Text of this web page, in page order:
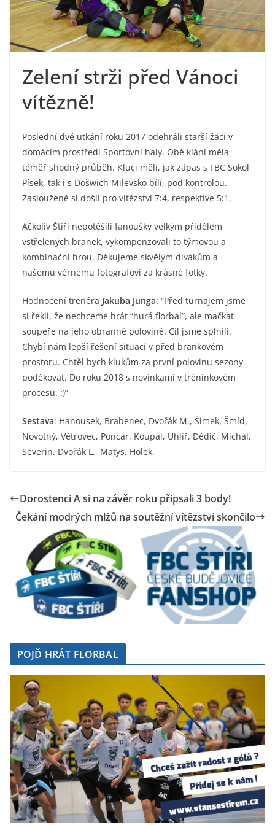
Zelení strži před Vánoci
vítězně!
Poslední dvě utkání roku 2017 odehráli starší žáci v
domácím prostředí Sportovní haly. Obě klání měla
téměř shodný průběh. Kluci měli, jak zápas s FBC Sokol
Písek, tak i s Došwich Milevsko bílí, pod kontrolou.
Zaslouženě si došli pro vítězství 7:4, respektive 5:1.
Ačkoliv Štíři nepotěšili fanoušky velkým přídělem
vstřelených branek, vykompenzovali to týmovou a
kombinační hrou. Děkujeme skvělým divákům a
našemu věrnému fotografovi za krásné fotky.
Hodnocení trenéra Jakuba Junga: “Před turnajem jsme
si řekli, že nechceme hrát “hurá florbal”, ale mačkat
soupeře na jeho obranné polovině. Cíl jsme splnili.
Chybí nám lepší řešení situací v před brankovém
prostoru. Chtěl bych klukům za první polovinu sezony
poděkovat. Do roku 2018 s novinkami v tréninkovém
procesu. :)”
Sestava: Hanousek, Brabenec, Dvořák M., Šimek, Šmíd,
Novotný, Větrovec, Poncar, Koupal, Uhlíř, Dědič, Míchal,
Severin, Dvořák L., Matys, Holek.
Dorostenci A si na závěr roku připsali 3 body!
Čekání modrých mlžů na soutěžní vítězství skončilo
POJĎ HRÁT FLORBAL